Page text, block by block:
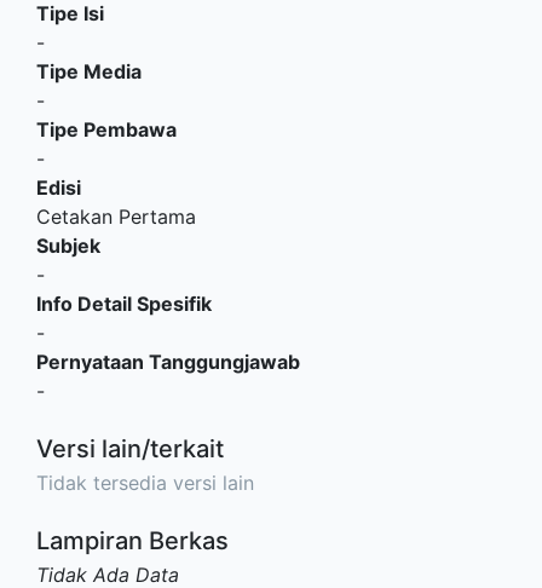
Tipe Isi
-
Tipe Media
-
Tipe Pembawa
-
Edisi
Cetakan Pertama
Subjek
-
Info Detail Spesifik
-
Pernyataan Tanggungjawab
-
Versi lain/terkait
Tidak tersedia versi lain
Lampiran Berkas
Tidak Ada Data